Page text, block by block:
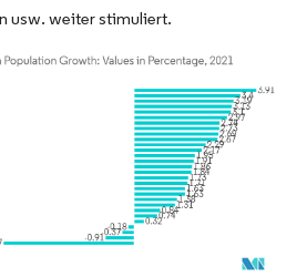
usw. weiter stimuliert.